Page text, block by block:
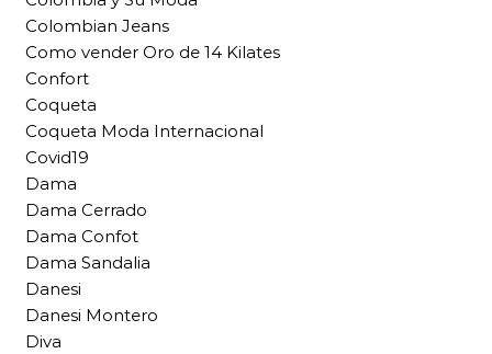
Colombian Jeans
Como vender Oro de 14 Kilates
Confort
Coqueta
Coqueta Moda Internacional
Covid19
Dama
Dama Cerrado
Dama Confot
Dama Sandalia
Danesi
Danesi Montero
Diva